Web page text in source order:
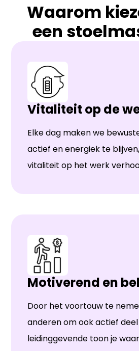
Waarom
een
Vitaliteit op de
Elke dag maken we
actief en energiek te
vitaliteit op het werk
Motiverend en
Door het voortouw te
anderen om ook actief
leidinggevende toon je